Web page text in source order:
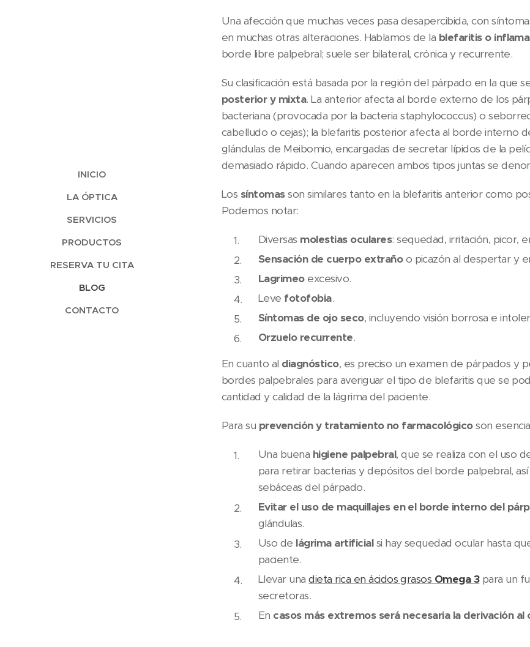
INICIO
LA ÓPTICA
SERVICIOS
PRODUCTOS
RESERVA TU CITA
BLOG
CONTACTO
Una afección que muchas veces pasa desapercibida, con
en muchas otras alteraciones. Hablamos de la blefaritis o
borde libre palpebral; suele ser bilateral, crónica y recurrente.
Su clasificación está basada por la región del párpado en la que
posterior y mixta. La anterior afecta al borde externo de los
bacteriana (provocada por la bacteria staphylococcus) o
cabelludo o cejas); la blefaritis posterior afecta al borde interno
glándulas de Meibomio, encargadas de secretar lípidos de la
demasiado rápido. Cuando aparecen ambos tipos juntas se
Los síntomasson similares tanto en la blefaritis anterior como
Podemos notar:
Diversas molestias oculares: sequedad, irritación, picor,
Sensación de cuerpo extrañoo picazón al despertar y
Lagrimeoexcesivo.
Leve fotofobia.
Síntomas de ojo seco, incluyendo visión borrosa e
Orzuelo recurrente.
En cuanto al diagnóstico, es preciso un examen de párpados y
bordes palpebrales para averiguar el tipo de blefaritis que se
cantidad y calidad de la lágrima del paciente.
Para su prevención y tratamiento no farmacológicoson
Una buena higiene palpebral, que se realiza con el uso
para retirar bacterias y depósitos del borde palpebral,
sebáceas del párpado.
Evitar el uso de maquillajes en el borde interno del
glándulas.
Uso de lágrima artificialsi hay sequedad ocular hasta
paciente.
Llevar unadieta rica en ácidos grasos Omega 3 para un
secretoras.
En casos más extremos será necesaria la derivación